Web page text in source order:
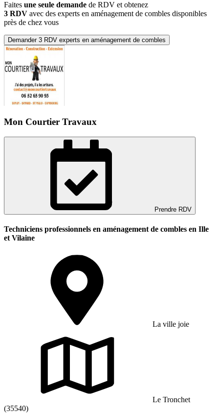
Faites une seule demande de RDV et obtenez
3 RDV avec des experts en aménagement de combles disponibles
près de chez vous
Demander 3 RDV experts en aménagement de combles
Mon Courtier Travaux
Prendre RDV
Techniciens professionnels en aménagement de combles en Ille
et Vilaine
La ville joie
Le Tronchet
(35540)